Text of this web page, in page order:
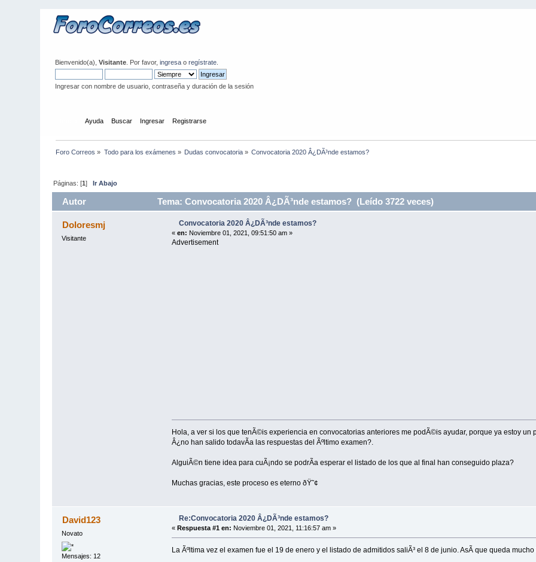
Bienvenido(a),Visitante . Por favor,ingresa oregístrate
Ingresar con nombre de usuario, contraseña y duración de la sesión
Ayuda Buscar Ingresar Registrarse
Foro Correos » Todo para los exámenes » Dudas convocatoria » Convocatoria 2020 Â¿DÃ³nde estamos?
Páginas: [1]Ir Abajo
Autor Tema: Convocatoria 2020 Â¿DÃ³nde estamos? (Leído 3722 veces)
Doloresmj
Visitante
Convocatoria 2020 Â¿DÃ³nde estamos?
« en: Noviembre 01, 2021, 09:51:50 am »
Advertisement
Hola, a ver si los que tenÃ©is experiencia en convocatorias anteriores me podÃ©is ayudar, porque ya estoy un
Â¿no han salido todavÃ­a las respuestas del Ãºltimo examen?.
AlguiÃ©n tiene idea para cuÃ¡ndo se podrÃ­a esperar el listado de los que al final han conseguido plaza?
Muchas gracias, este proceso es eterno ðŸ˜¢
David123
Novato
Mensajes: 12
Re:Convocatoria 2020 Â¿DÃ³nde estamos?
« Respuesta #1 en: Noviembre 01, 2021, 11:16:57 am »
La Ãºltima vez el examen fue el 19 de enero y el listado de admitidos saliÃ³ el 8 de junio. AsÃ­ que queda